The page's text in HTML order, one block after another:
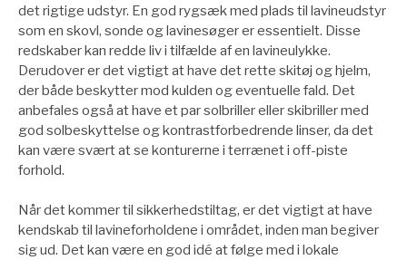
det rigtige udstyr. En god rygsæk med plads til lavineudstyr
som en skovl, sonde og lavinesøger er essentielt. Disse
redskaber kan redde liv i tilfælde af en lavineulykke.
Derudover er det vigtigt at have det rette skitøj og hjelm,
der både beskytter mod kulden og eventuelle fald. Det
anbefales også at have et par solbriller eller skibriller med
god solbeskyttelse og kontrastforbedrende linser, da det
kan være svært at se konturerne i terrænet i off-piste
forhold.
Når det kommer til sikkerhedstiltag, er det vigtigt at have
kendskab til lavineforholdene i området, inden man begiver
sig ud. Det kan være en god idé at følge med i lokale